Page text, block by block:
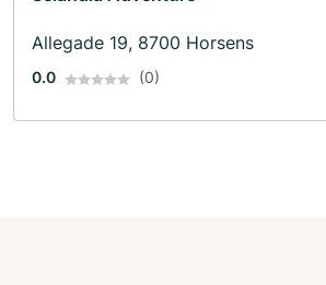
Allegade 19, 8700 Horsens
0.0 (0)